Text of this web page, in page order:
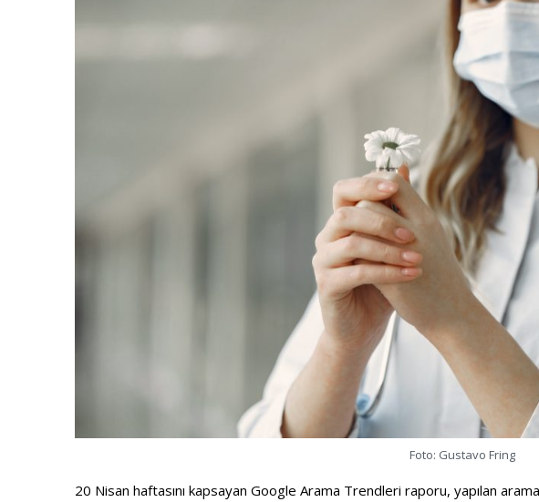
Foto: Gustavo Fring
20 Nisan haftasını kapsayan Google Arama Trendleri raporu, yapılan